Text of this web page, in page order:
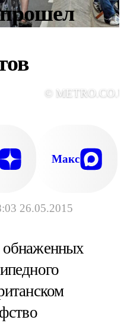
26.05.2015
©
Макс